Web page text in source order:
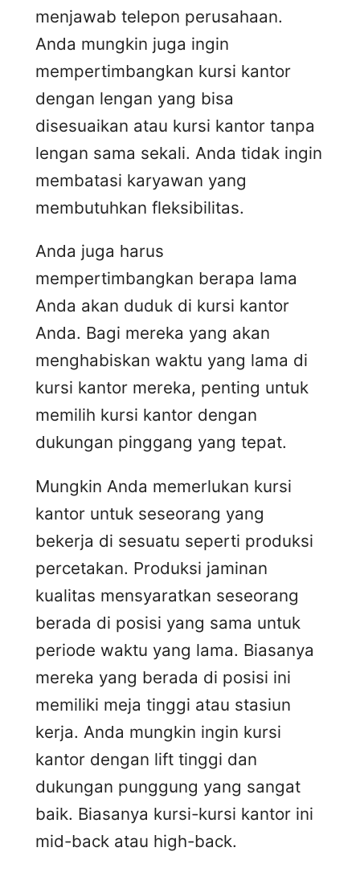
menjawab telepon perusahaan.
Anda mungkin juga ingin
mempertimbangkan kursi kantor
dengan lengan yang bisa
disesuaikan atau kursi kantor tanpa
lengan sama sekali. Anda tidak ingin
membatasi karyawan yang
membutuhkan fleksibilitas.
Anda juga harus
mempertimbangkan berapa lama
Anda akan duduk di kursi kantor
Anda. Bagi mereka yang akan
menghabiskan waktu yang lama di
kursi kantor mereka, penting untuk
memilih kursi kantor dengan
dukungan pinggang yang tepat.
Mungkin Anda memerlukan kursi
kantor untuk seseorang yang
bekerja di sesuatu seperti produksi
percetakan. Produksi jaminan
kualitas mensyaratkan seseorang
berada di posisi yang sama untuk
periode waktu yang lama. Biasanya
mereka yang berada di posisi ini
memiliki meja tinggi atau stasiun
kerja. Anda mungkin ingin kursi
kantor dengan lift tinggi dan
dukungan punggung yang sangat
baik. Biasanya kursi-kursi kantor ini
mid-back atau high-back.